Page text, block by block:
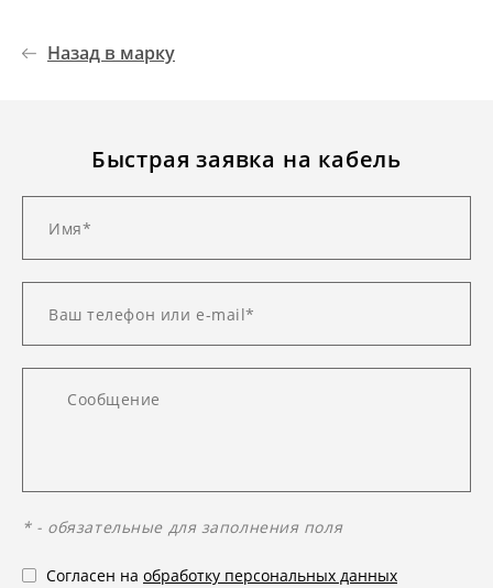
Назад в марку
Быстрая заявка на кабель
* - обязательные для заполнения поля
Согласен на обработку персональных данных